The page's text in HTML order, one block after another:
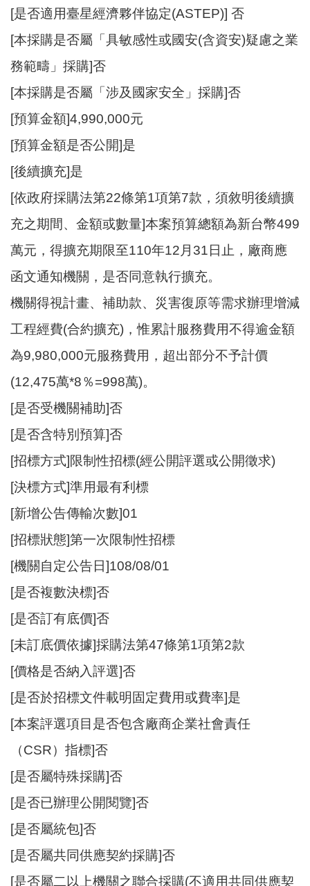
市
政
箱
常
見
題
桃
園
政
府
E
n
g
i
h
隱
私
政
策
政
網
站
料
開
放
宣
告
網
站
安
政
策
[是否適用臺星經濟夥伴協定(ASTEP)] 否
[本採購是否屬「具敏感性或國安(含資安)疑慮之業
務範疇」採購]否
[本採購是否屬「涉及國家安全」採購]否
[預算金額]4,990,000元
[預算金額是否公開]是
[後續擴充]是
[依政府採購法第22條第1項第7款，須敘明後續擴
充之期間、金額或數量]本案預算總額為新台幣499
萬元，得擴充期限至110年12月31日止，廠商應
函文通知機關，是否同意執行擴充。
機關得視計畫、補助款、災害復原等需求辦理增減
工程經費(合約擴充)，惟累計服務費用不得逾金額
為9,980,000元服務費用，超出部分不予計價
(12,475萬*8％=998萬)。
[是否受機關補助]否
[是否含特別預算]否
[招標方式]限制性招標(經公開評選或公開徵求)
[決標方式]準用最有利標
[新增公告傳輸次數]01
[招標狀態]第一次限制性招標
[機關自定公告日]108/08/01
[是否複數決標]否
[是否訂有底價]否
[未訂底價依據]採購法第47條第1項第2款
[價格是否納入評選]否
[是否於招標文件載明固定費用或費率]是
[本案評選項目是否包含廠商企業社會責任
（CSR）指標]否
[是否屬特殊採購]否
[是否已辦理公開閱覽]否
[是否屬統包]否
[是否屬共同供應契約採購]否
[是否屬二以上機關之聯合採購(不適用共同供應契